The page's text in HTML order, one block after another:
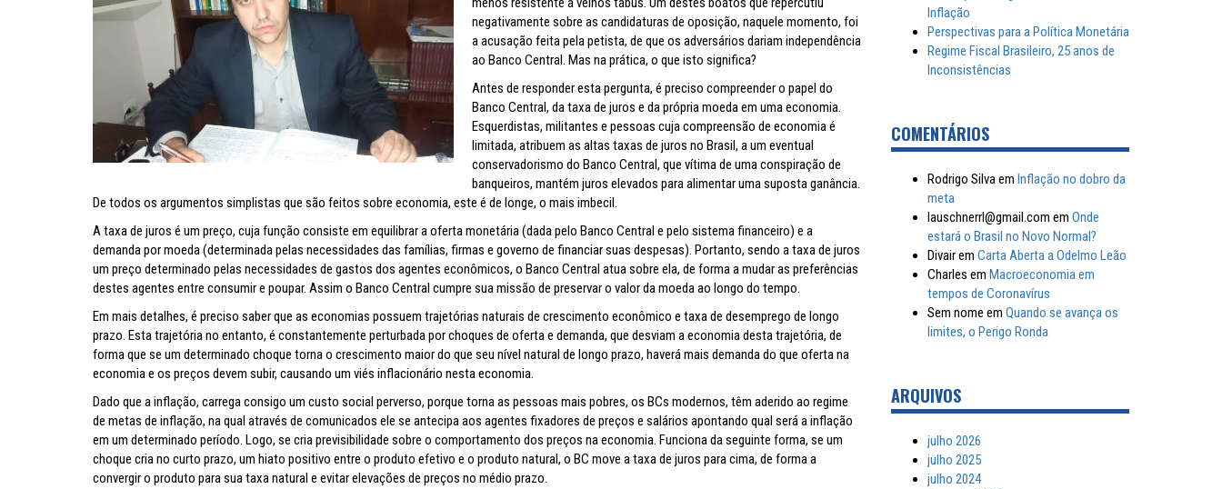
Inflação no dobro da meta
negativamente sobre as candidaturas de oposição, naquele momento, foi
a acusação feita pela petista, de que os adversários dariam independência
ao Banco Central. Mas na prática, o que isto significa?
Antes de responder esta pergunta, é preciso compreender o papel do
Banco Central, da taxa de juros e da própria moeda em uma economia.
Esquerdistas, militantes e pessoas cuja compreensão de economia é
limitada, atribuem as altas taxas de juros no Brasil, a um eventual
conservadorismo do Banco Central, que vítima de uma conspiração de
banqueiros, mantém juros elevados para alimentar uma suposta ganância.
De todos os argumentos simplistas que são feitos sobre economia, este é de longe, o mais imbecil.
A taxa de juros é um preço, cuja função consiste em equilibrar a oferta monetária (dada pelo Banco Central e pelo sistema financeiro) e a
demanda por moeda (determinada pelas necessidades das famílias, firmas e governo de financiar suas despesas). Portanto, sendo a taxa de juros
um preço determinado pelas necessidades de gastos dos agentes econômicos, o Banco Central atua sobre ela, de forma a mudar as preferências
destes agentes entre consumir e poupar. Assim o Banco Central cumpre sua missão de preservar o valor da moeda ao longo do tempo.
Em mais detalhes, é preciso saber que as economias possuem trajetórias naturais de crescimento econômico e taxa de desemprego de longo
prazo. Esta trajetória no entanto, é constantemente perturbada por choques de oferta e demanda, que desviam a economia desta trajetória, de
forma que se um determinado choque torna o crescimento maior do que seu nível natural de longo prazo, haverá mais demanda do que oferta na
economia e os preços devem subir, causando um viés inflacionário nesta economia.
Dado que a inflação, carrega consigo um custo social perverso, porque torna as pessoas mais pobres, os BCs modernos, têm aderido ao regime
de metas de inflação, na qual através de comunicados ele se antecipa aos agentes fixadores de preços e salários apontando qual será a inflação
em um determinado período. Logo, se cria previsibilidade sobre o comportamento dos preços na economia. Funciona da seguinte forma, se um
choque cria no curto prazo, um hiato positivo entre o produto efetivo e o produto natural, o BC move a taxa de juros para cima, de forma a
convergir o produto para sua taxa natural e evitar elevações de preços no médio prazo.
Inflação
Perspectivas para a Política Monetária
Regime Fiscal Brasileiro, 25 anos de
Inconsistências
COMENTÁRIOS
Rodrigo Silvaem Inflação no dobro da
meta
lauschnerrl@gmail.com em Onde
estará o Brasil no Novo Normal?
Divairem Carta Aberta a Odelmo Leão
Charles em Macroeconomia em
tempos de Coronavírus
Sem nome em Quando se avança os
limites, o Perigo Ronda
ARQUIVOS
julho 2026
julho 2025
julho 2024